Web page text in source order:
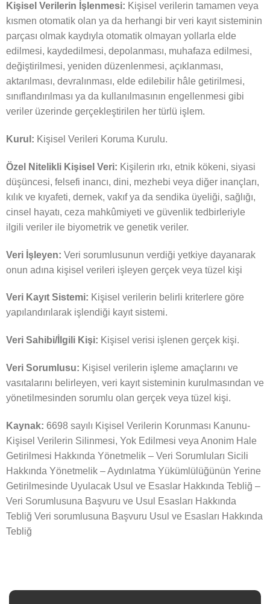
Kişisel Verilerin İşlenmesi: Kişisel verilerin tamamen veya
kısmen otomatik olan ya da herhangi bir veri kayıt sisteminin
parçası olmak kaydıyla otomatik olmayan yollarla elde
edilmesi, kaydedilmesi, depolanması, muhafaza edilmesi,
değiştirilmesi, yeniden düzenlenmesi, açıklanması,
aktarılması, devralınması, elde edilebilir hâle getirilmesi,
sınıflandırılması ya da kullanılmasının engellenmesi gibi
veriler üzerinde gerçekleştirilen her türlü işlem.
Kurul: Kişisel Verileri Koruma Kurulu.
Özel Nitelikli Kişisel Veri: Kişilerin ırkı, etnik kökeni, siyasi
düşüncesi, felsefi inancı, dini, mezhebi veya diğer inançları,
kılık ve kıyafeti, dernek, vakıf ya da sendika üyeliği, sağlığı,
cinsel hayatı, ceza mahkûmiyeti ve güvenlik tedbirleriyle
ilgili veriler ile biyometrik ve genetik veriler.
Veri İşleyen: Veri sorumlusunun verdiği yetkiye dayanarak
onun adına kişisel verileri işleyen gerçek veya tüzel kişi
Veri Kayıt Sistemi: Kişisel verilerin belirli kriterlere göre
yapılandırılarak işlendiği kayıt sistemi.
Veri Sahibi/İlgili Kişi: Kişisel verisi işlenen gerçek kişi.
Veri Sorumlusu: Kişisel verilerin işleme amaçlarını ve
vasıtalarını belirleyen, veri kayıt sisteminin kurulmasından ve
yönetilmesinden sorumlu olan gerçek veya tüzel kişi.
Kaynak: 6698 sayılı Kişisel Verilerin Korunması Kanunu-
Kişisel Verilerin Silinmesi, Yok Edilmesi veya Anonim Hale
Getirilmesi Hakkında Yönetmelik – Veri Sorumluları Sicili
Hakkında Yönetmelik – Aydınlatma Yükümlülüğünün Yerine
Getirilmesinde Uyulacak Usul ve Esaslar Hakkında Tebliğ –
Veri Sorumlusuna Başvuru ve Usul Esasları Hakkında
Tebliğ Veri sorumlusuna Başvuru Usul ve Esasları Hakkında
Tebliğ